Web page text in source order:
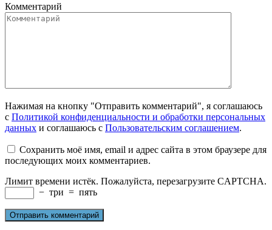
Комментарий
Нажимая на кнопку "Отправить комментарий", я соглашаюсь
с Политикой конфиденциальности и обработки персональных
данных и соглашаюсь с Пользовательским соглашением.
Сохранить моё имя, email и адрес сайта в этом браузере для
последующих моих комментариев.
Лимит времени истёк. Пожалуйста, перезагрузите CAPTCHA.
− три = пять